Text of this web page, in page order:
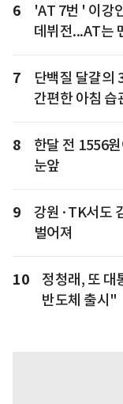
6
'AT 7번 ' 이강
데뷔전...AT는
7
단백질 달걀의
간편한 아침 습
8
한달 전 1556
눈앞
9
강원·TK서도
벌어져
10
정청래, 또 대
반도체 출시"